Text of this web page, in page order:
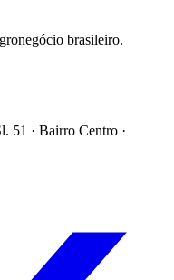
brasileiro.
51 · Bairro Centro ·